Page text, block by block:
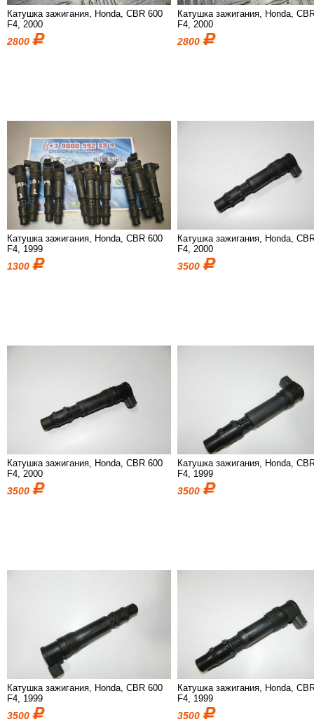
Катушка зажигания, Honda, CBR 600
F4, 2000
2800
Катушка зажигания, Honda,
F4, 2000
2800
Катушка зажигания, Honda, CBR 600
F4, 1999
1300
Катушка зажигания, Honda,
F4, 2000
3500
Катушка зажигания, Honda, CBR 600
F4, 2000
3500
Катушка зажигания, Honda,
F4, 1999
3500
Катушка зажигания, Honda, CBR 600
F4, 1999
3500
Катушка зажигания, Honda,
F4, 1999
3500